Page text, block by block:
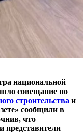
национальной
совещание по
строительства и
сообщили в
что
представители